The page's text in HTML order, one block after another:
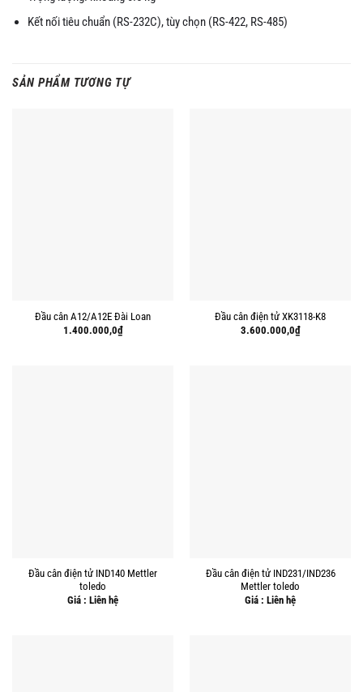
Kết nối tiêu chuẩn (RS-232C), tùy chọn (RS-422, RS-485)
SẢN PHẨM TƯƠNG TỰ
Đầu cân A12/A12E Đài Loan
1.400.000,0₫
Đầu cân điện tử XK3118-K8
3.600.000,0₫
Đầu cân điện tử IND140 Mettler
toledo
Giá : Liên hệ
Đầu cân điện tử IND231/IND236
Mettler toledo
Giá : Liên hệ